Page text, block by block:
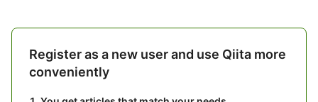
Register as a new user and use Qiita more
conveniently